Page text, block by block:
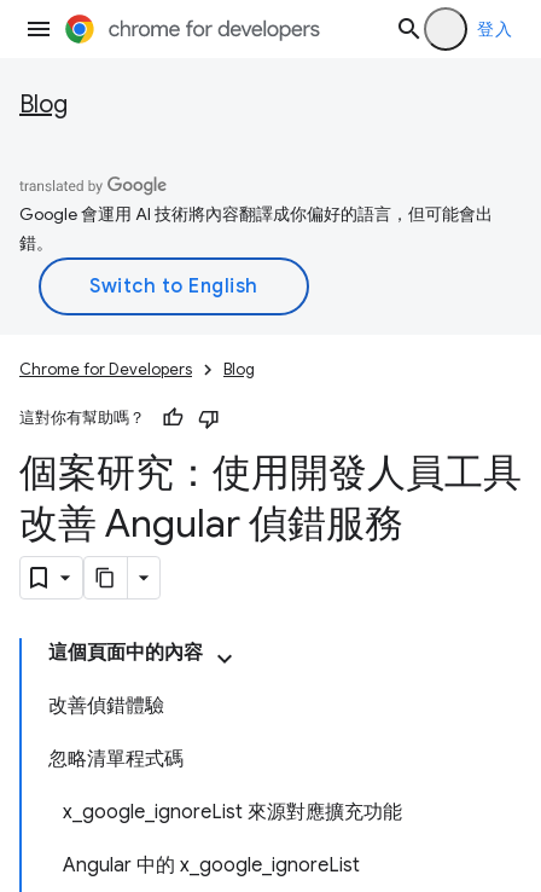
登入
Blog
Google 會運用 AI 技術將內容翻譯成你偏好的語言，但可能會出
錯。
Chrome for Developers Blog
這對你有幫助嗎？
個案研究：使用開發人員工具
改善 Angular 偵錯服務
這個頁面中的內容
改善偵錯體驗
忽略清單程式碼
x google ignoreList 來源對應擴充功能
Angular 中的 x google ignoreList